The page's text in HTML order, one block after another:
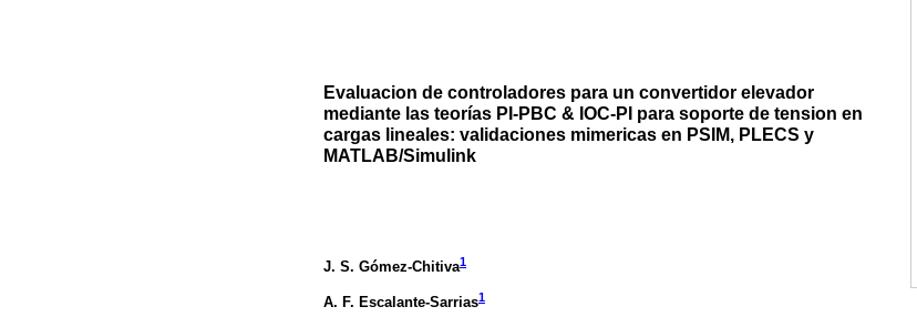
Evaluacion de controladores para un convertidor elevador
mediante las teorías PI-PBC & IOC-PI para soporte de tension en
cargas lineales: validaciones mimericas en PSIM, PLECS y
MATLAB/Simulink
J. S. Gómez-Chitiva1
A. F. Escalante-Sarrias1